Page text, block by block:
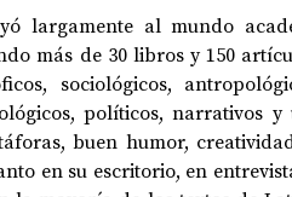
largamente al mundo
más de 30 libros y 150
sociológicos,
políticos, narrativos
buen humor,
en su escritorio, en